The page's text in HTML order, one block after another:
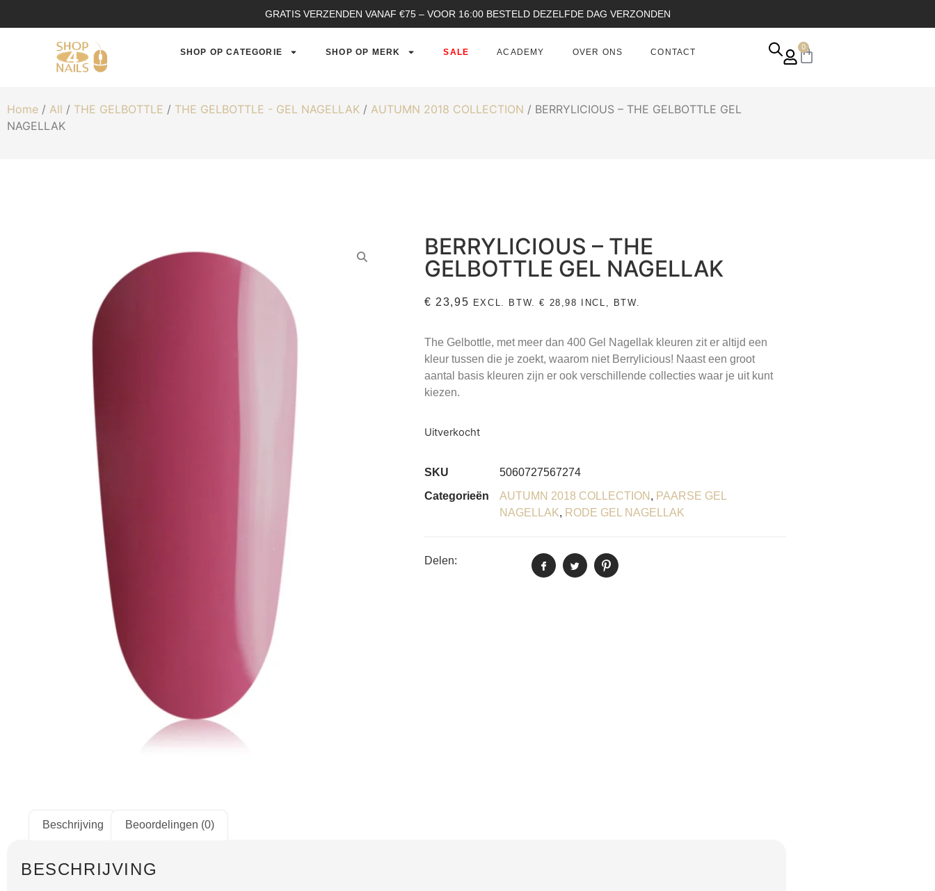
GRATIS VERZENDEN VANAF €75 – VOOR 16:00 BESTELD DEZELFDE DAG VERZONDEN
SHOP OP CATEGORIE SHOP OP MERK SALE ACADEMY OVER ONS CONTACT
0
Home / All / THE GELBOTTLE / THE GELBOTTLE - GEL NAGELLAK / AUTUMN 2018 COLLECTION / BERRYLICIOUS – THE GELBOTTLE GEL
NAGELLAK
BERRYLICIOUS – THE
GELBOTTLE GEL NAGELLAK
€ 23,95 EXCL. BTW.€ 28,98 INCL, BTW.
The Gelbottle, met meer dan 400 Gel Nagellak kleuren zit er altijd een
kleur tussen die je zoekt, waarom niet Berrylicious! Naast een groot
aantal basis kleuren zijn er ook verschillende collecties waar je uit kunt
kiezen.
Uitverkocht
SKU
5060727567274
Categorieën
AUTUMN 2018 COLLECTION , PAARSE GEL
NAGELLAK, RODE GEL NAGELLAK
Delen:
Beschrijving Beoordelingen (0)
BESCHRIJVING